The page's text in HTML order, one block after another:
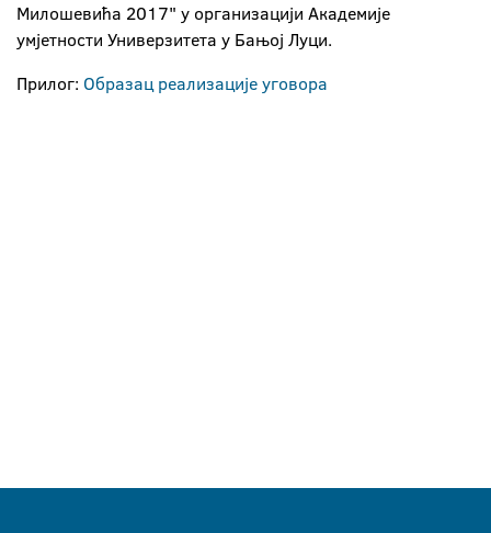
Милошевића 2017" у организацији Академије
умјетности Универзитета у Бањој Луци.
Прилог: Образац реализације уговора